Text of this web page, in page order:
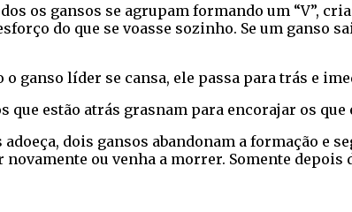
os gansos se agrupam formando um “V”,
do que se voasse sozinho. Se um
ganso líder se cansa, ele passa para trás e
que estão atrás grasnam para encorajar os que
dois gansos abandonam a formação e
novamente ou venha a morrer. Somente